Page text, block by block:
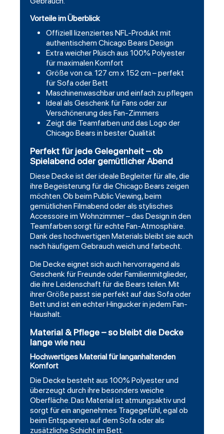
Vorteile im Überblick
Offiziell lizenziertes NFL-Produkt mit
authentischem Chicago Bears Design
Extra weicher Plüsch aus 100% Polyester
für maximalen Komfort
Größe von ca. 127 cm x 152 cm – perfekt
für Sofa oder Bett
Maschinenwaschbar und einfach zu pflegen
Ideal als Geschenk für Fans oder zur
Verschönerung des Fan-Zimmers
Zeigt die Teamfarben und das Logo der
Chicago Bears in bester Qualität
Perfekt für jede Gelegenheit – ob
Spielabend oder gemütlicher Abend
Diese Decke ist der ideale Begleiter für alle, die
ihre Begeisterung für die Chicago Bears zeigen
möchten. Ob beim Public Viewing, beim
gemütlichen Filmabend oder als stylisches
Accessoire im Wohnzimmer – das Design in den
Teamfarben sorgt für echte Fan-Atmosphäre.
Dank des hochwertigen Materials bleibt sie auch
nach häufigem Gebrauch weich und farbecht.
Die Decke eignet sich auch hervorragend als
Geschenk für Freunde oder Familienmitglieder,
die ihre Leidenschaft für die Bears teilen. Mit
ihrer Größe passt sie perfekt auf das Sofa oder
Bett und ist ein echter Hingucker in jedem Fan-
Haushalt.
Material & Pflege – so bleibt die Decke
lange wie neu
Hochwertiges Material für langanhaltenden
Komfort
Die Decke besteht aus 100% Polyester und
überzeugt durch ihre besonders weiche
Oberfläche. Das Material ist atmungsaktiv und
sorgt für ein angenehmes Tragegefühl, egal ob
beim Entspannen auf dem Sofa oder als
zusätzliche Schicht im Bett.